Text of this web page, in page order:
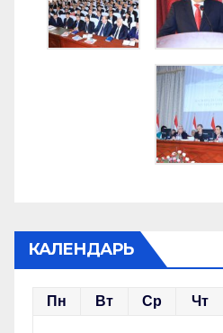
КАЛЕНДАРЬ
Пн Вт Ср Чт